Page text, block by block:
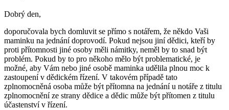
Dobrý den,
doporučovala bych domluvit se přímo s notářem, že někdo Vaši
maminku na jednání doprovodí. Pokud nejsou jiní dědici, kteří by
proti přítomnosti jiné osoby měli námitky, neměl by to snad být
problém. Pokud by to pro někoho mělo být problematické, je
možné, aby Vám nebo jiné osobě maminka udělila plnou moc k
zastoupení v dědickém řízení. V takovém případě tato
zplnomocněná osoba může být přítomna na jednání u notáře z titulu
zplnomocnění ze strany dědice a dědic může být přítomen z titulu
účastenství v řízení.